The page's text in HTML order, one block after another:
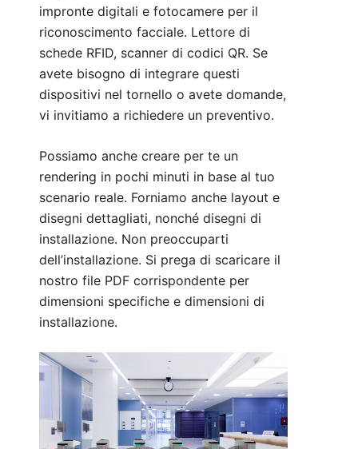
impronte digitali e fotocamere per il
riconoscimento facciale. Lettore di
schede RFID, scanner di codici QR. Se
avete bisogno di integrare questi
dispositivi nel tornello o avete domande,
vi invitiamo a richiedere un preventivo.
Possiamo anche creare per te un
rendering in pochi minuti in base al tuo
scenario reale. Forniamo anche layout e
disegni dettagliati, nonché disegni di
installazione. Non preoccuparti
dell’installazione. Si prega di scaricare il
nostro file PDF corrispondente per
dimensioni specifiche e dimensioni di
installazione.
Technical Parameter:
1. Dimensioni: 1400*300*980 millimetri
2. Materiale: 1,0 mm SUS 304
attaccatura dei capelli 400 # +